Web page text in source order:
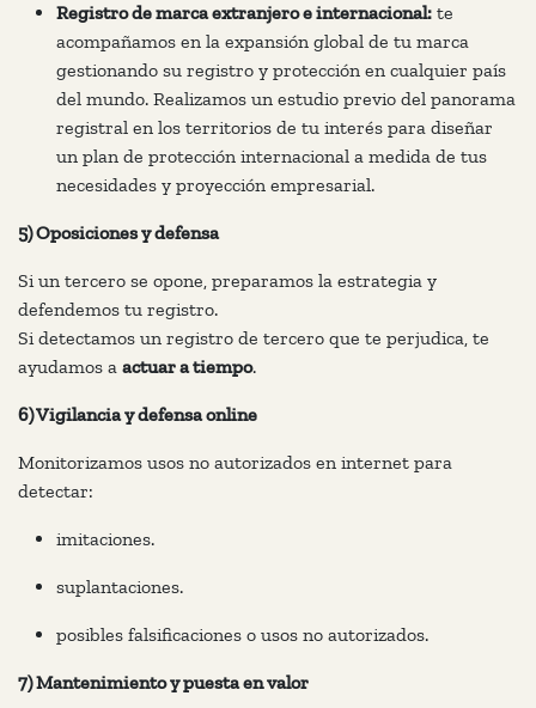
Registro de marca extranjero e internacional: te
acompañamos en la expansión global de tu marca
gestionando su registro y protección en cualquier país
del mundo. Realizamos un estudio previo del panorama
registral en los territorios de tu interés para diseñar
un plan de protección internacional a medida de tus
necesidades y proyección empresarial.
5) Oposiciones y defensa
Si un tercero se opone, preparamos la estrategia y
defendemos tu registro.
Si detectamos un registro de tercero que te perjudica, te
ayudamos a actuar a tiempo.
6) Vigilancia y defensa online
Monitorizamos usos no autorizados en internet para
detectar:
imitaciones.
suplantaciones.
posibles falsificaciones o usos no autorizados.
7) Mantenimiento y puesta en valor